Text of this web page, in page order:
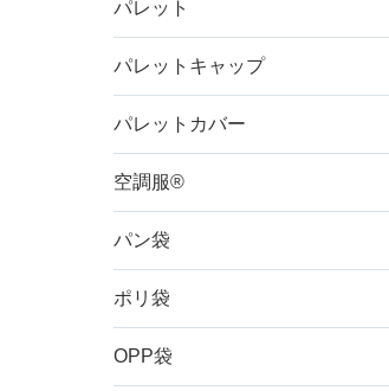
パレット
パレットキャップ
パレットカバー
空調服®
パン袋
ポリ袋
OPP袋
材質